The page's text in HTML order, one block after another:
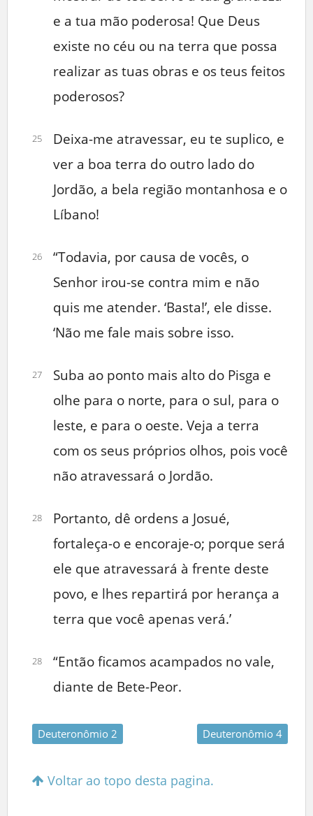
e a tua mão poderosa! Que Deus
existe no céu ou na terra que possa
realizar as tuas obras e os teus feitos
poderosos?
25
Deixa-me atravessar, eu te suplico, e
ver a boa terra do outro lado do
Jordão, a bela região montanhosa e o
Líbano!
26
“Todavia, por causa de vocês, o
Senhor irou-se contra mim e não
quis me atender. ‘Basta!’, ele disse.
‘Não me fale mais sobre isso.
27
Suba ao ponto mais alto do Pisga e
olhe para o norte, para o sul, para o
leste, e para o oeste. Veja a terra
com os seus próprios olhos, pois você
não atravessará o Jordão.
28
Portanto, dê ordens a Josué,
fortaleça-o e encoraje-o; porque será
ele que atravessará à frente deste
povo, e lhes repartirá por herança a
terra que você apenas verá.’
28
“Então ficamos acampados no vale,
diante de Bete-Peor.
Deuteronômio 2 Deuteronômio 4
Voltar ao topo desta pagina.